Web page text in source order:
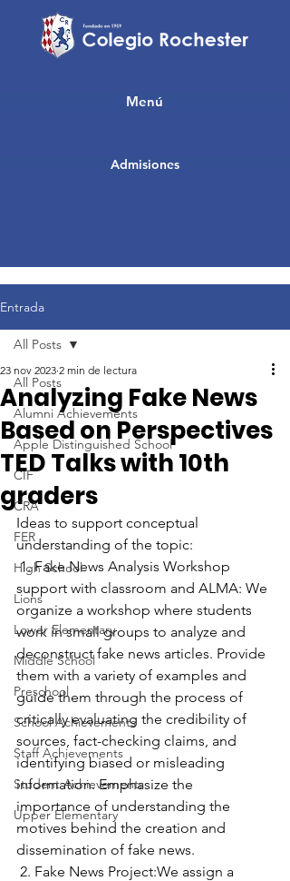
Admisiones
Menú
Entrada
All Posts
Alumni Achievements
Apple Distinguished School
CIF
CRA
FER
High School
Lions
Lower Elementary
Middle School
Preschool
School Achievements
Staff Achievements
Student Achievements
Upper Elementary
All Posts
Analyzing Fake News
Based on Perspectives
TED Talks with 10th
graders
23 nov 2023 2 min de lectura
Ideas to support conceptual
understanding of the topic:
1. Fake News Analysis Workshop
support with classroom and ALMA: We
organize a workshop where students
work in small groups to analyze and
deconstruct fake news articles. Provide
them with a variety of examples and
guide them through the process of
critically evaluating the credibility of
sources, fact-checking claims, and
identifying biased or misleading
information. Emphasize the
importance of understanding the
motives behind the creation and
dissemination of fake news.